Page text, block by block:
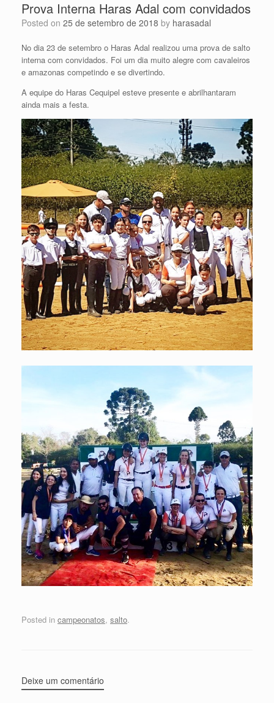
Prova Interna Haras Adal com convidados
Posted on 25 de setembro de 2018 by harasadal
No dia 23 de setembro o Haras Adal realizou uma prova de salto
interna com convidados. Foi um dia muito alegre com cavaleiros
e amazonas competindo e se divertindo.
A equipe do Haras Cequipel esteve presente e abrilhantaram
ainda mais a festa.
Posted in campeonatos, salto.
Deixe um comentário